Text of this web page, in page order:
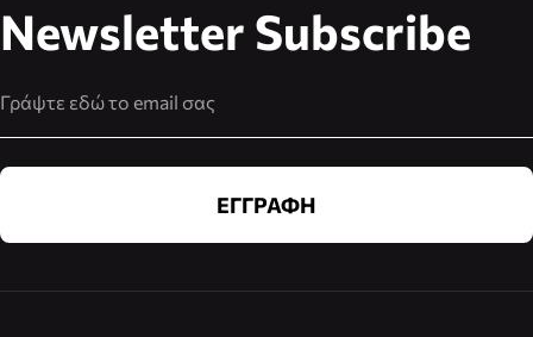
Newsletter Subscribe
ΕΓΓΡΑΦΗ